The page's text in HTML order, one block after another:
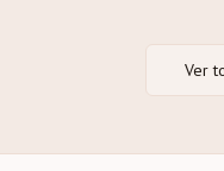
Ver